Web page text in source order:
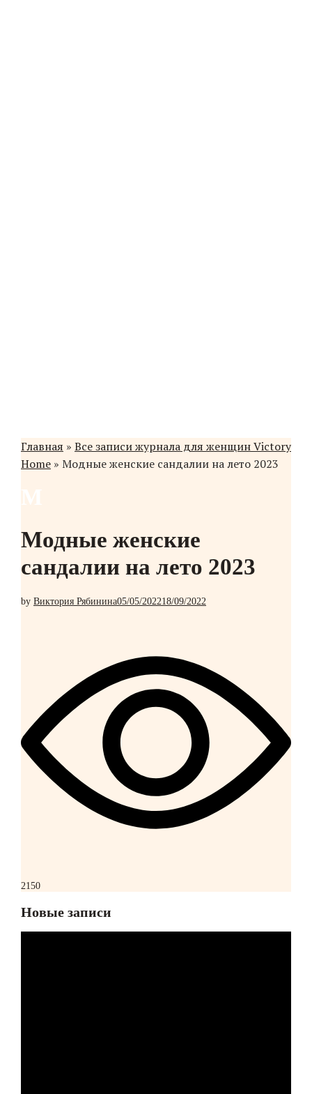
Главная » Все записи журнала для женщин Victory
Home » Модные женские сандалии на лето 2023
Модные женские
сандалии на лето 2023
by Виктория Рябинина05/05/202218/09/2022
2150
Новые записи